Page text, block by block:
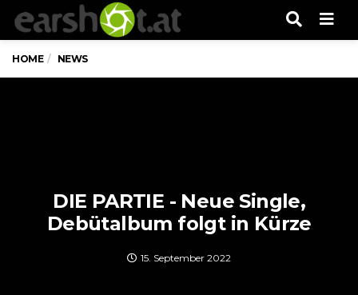
HOME NEWS
DIE PARTIE - Neue Single,
Debütalbum folgt in Kürze
15. September 2022